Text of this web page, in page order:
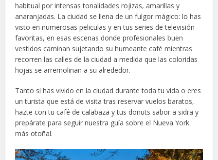
habitual por intensas tonalidades rojizas, amarillas y
anaranjadas. La ciudad se llena de un fulgor mágico: lo has
visto en numerosas peliculas y en tus series de televisión
favoritas, en esas escenas donde profesionales buen
vestidos caminan sujetando su humeante café mientras
recorren las calles de la ciudad a medida que las coloridas
hojas se arremolinan a su alrededor.
Tanto si has vivido en la ciudad durante toda tu vida o eres
un turista que está de visita tras reservar vuelos baratos,
hazte con tu café de calabaza y tus donuts sabor a sidra y
prepárate para seguir nuestra guía sobre el Nueva York
más otoñal.